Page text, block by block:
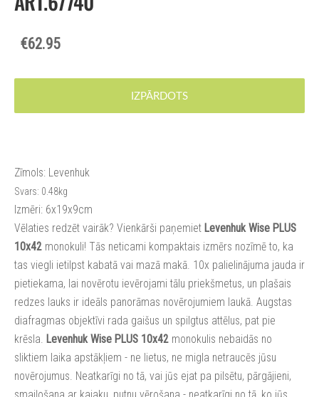
€62.95
IZPĀRDOTS
Zīmols: Levenhuk
Svars: 0.48kg
Izmēri: 6x19x9cm
Vēlaties redzēt vairāk? Vienkārši paņemiet Levenhuk Wise PLUS
10x42 monokuli! Tās neticami kompaktais izmērs nozīmē to, ka
tas viegli ietilpst kabatā vai mazā makā. 10x palielinājuma jauda ir
pietiekama, lai novērotu ievērojami tālu priekšmetus, un plašais
redzes lauks ir ideāls panorāmas novērojumiem laukā. Augstas
diafragmas objektīvi rada gaišus un spilgtus attēlus, pat pie
krēsla. Levenhuk Wise PLUS 10x42 monokulis nebaidās no
sliktiem laika apstākļiem - ne lietus, ne migla netraucēs jūsu
novērojumus. Neatkarīgi no tā, vai jūs ejat pa pilsētu, pārgājieni,
smaiļošana ar kajaku, putnu vērošana - neatkarīgi no tā, ko jūs